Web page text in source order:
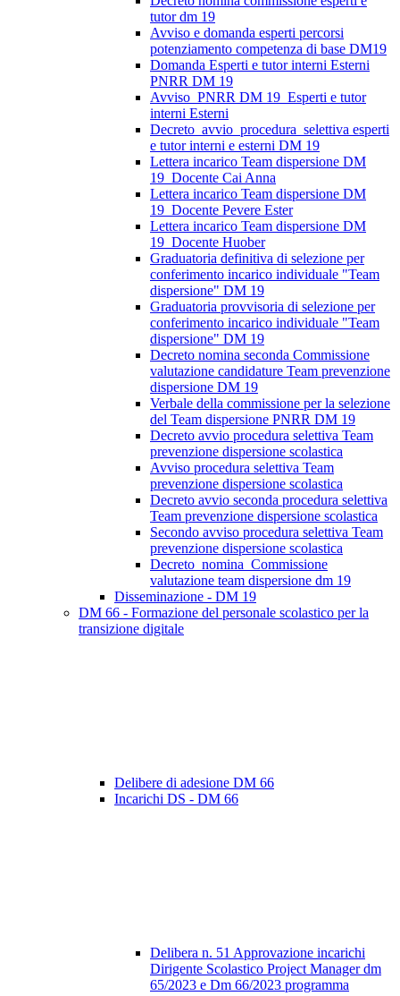
tutor dm 19
Avviso e domanda esperti percorsi
potenziamento competenza di base DM19
Domanda Esperti e tutor interni Esterni
PNRR DM 19
Avviso_PNRR DM 19_Esperti e tutor
interni Esterni
Decreto_avvio_procedura_selettiva esperti
e tutor interni e esterni DM 19
Lettera incarico Team dispersione DM
19_Docente Cai Anna
Lettera incarico Team dispersione DM
19_Docente Pevere Ester
Lettera incarico Team dispersione DM
19_Docente Huober
Graduatoria definitiva di selezione per
conferimento incarico individuale "Team
dispersione" DM 19
Graduatoria provvisoria di selezione per
conferimento incarico individuale "Team
dispersione" DM 19
Decreto nomina seconda Commissione
valutazione candidature Team prevenzione
dispersione DM 19
Verbale della commissione per la selezione
del Team dispersione PNRR DM 19
Decreto avvio procedura selettiva Team
prevenzione dispersione scolastica
Avviso procedura selettiva Team
prevenzione dispersione scolastica
Decreto avvio seconda procedura selettiva
Team prevenzione dispersione scolastica
Secondo avviso procedura selettiva Team
prevenzione dispersione scolastica
Decreto_nomina_Commissione
valutazione team dispersione dm 19
Disseminazione - DM 19
DM 66 - Formazione del personale scolastico per la
transizione digitale
Delibere di adesione DM 66
Incarichi DS - DM 66
Delibera n. 51 Approvazione incarichi
Dirigente Scolastico Project Manager dm
65/2023 e Dm 66/2023 programma